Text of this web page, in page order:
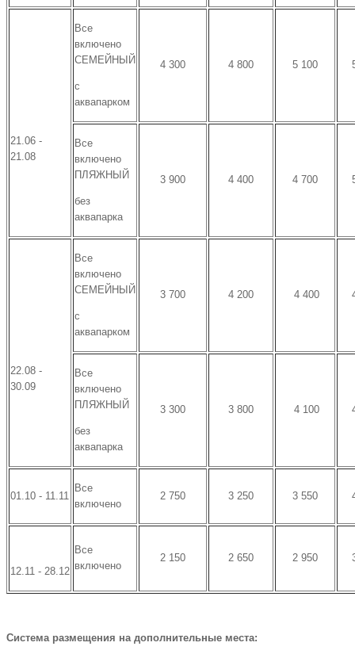
21.06 -
21.08
Все
включено
СЕМЕЙНЫЙ
с
аквапарком
4 300 4 800 5 100
Все
включено
ПЛЯЖНЫЙ
без
аквапарка
3 900 4 400 4 700
22.08 -
30.09
Все
включено
СЕМЕЙНЫЙ
с
аквапарком
3 700 4 200 4 400
Все
включено
ПЛЯЖНЫЙ
без
аквапарка
3 300 3 800 4 100
01.10 - 11.11
Все
включено
2 750 3 250 3 550
12.11 - 28.12
Все
включено
2 150 2 650 2 950
Система размещения на дополнительные места: